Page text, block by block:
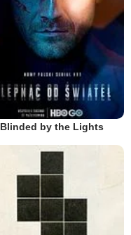
Blinded by the Lights